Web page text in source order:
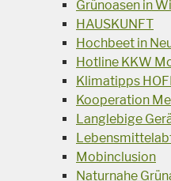
Grünoasen in
HAUSKUNFT
Hochbeet in
Hotline KKW
Klimatipps
Kooperation
Langlebige
Mobinclusion
Naturnahe